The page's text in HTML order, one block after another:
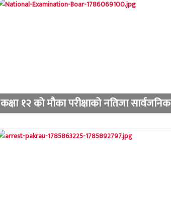
कक्षा १२ को मौका परीक्षाको नतिजा सार्वजनिक